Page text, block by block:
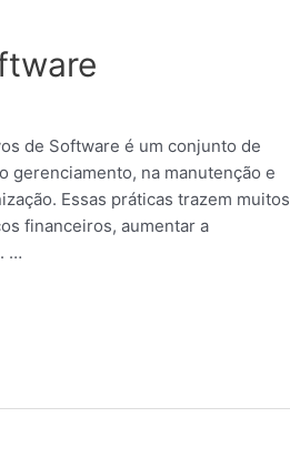
de Software é um conjunto de
gerenciamento, na manutenção e
Essas práticas trazem muitos
financeiros, aumentar a
…